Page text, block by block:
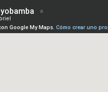
Google My Maps. Cómo crear uno